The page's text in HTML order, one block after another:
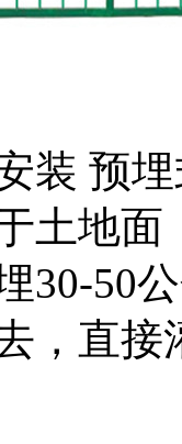
预埋
土地
30-50
，直